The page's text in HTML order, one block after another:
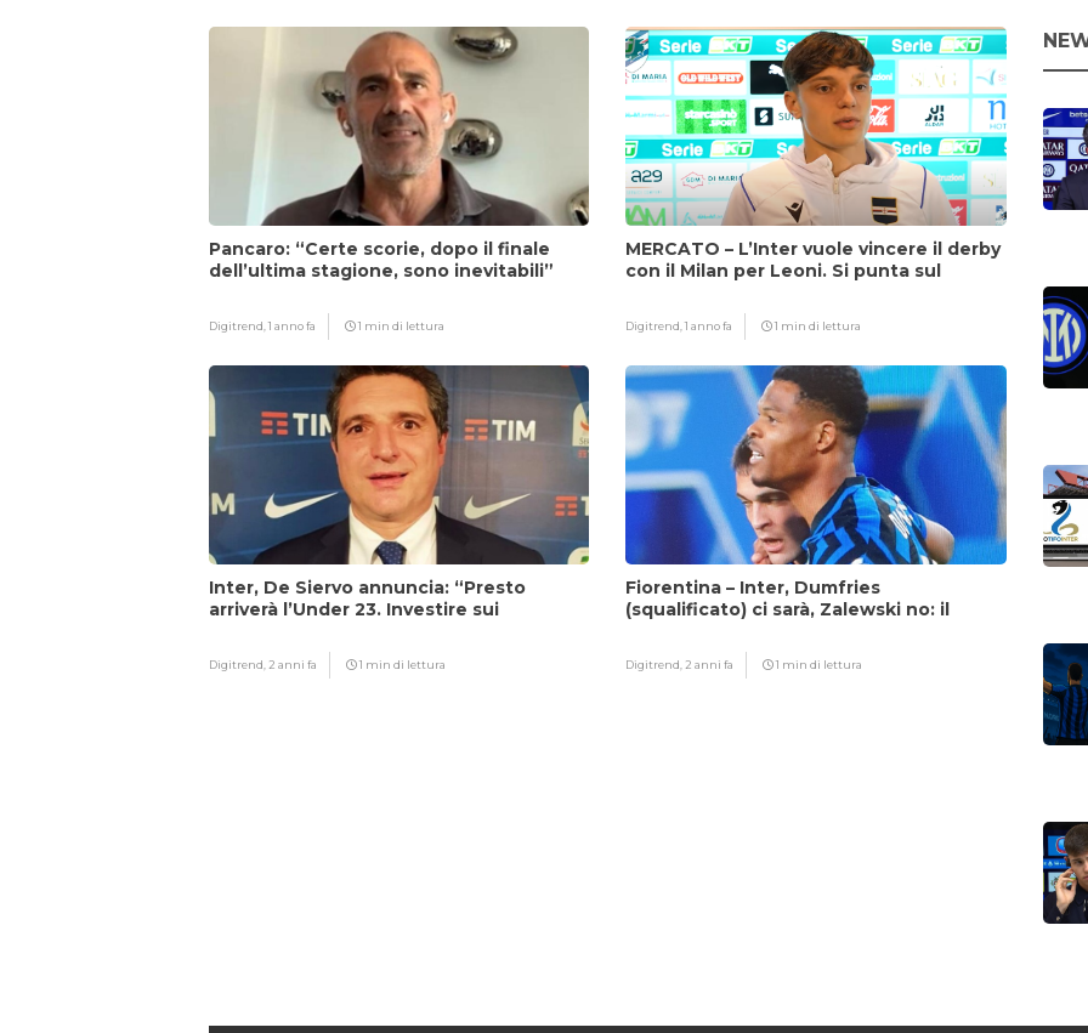
Pancaro: “Certe scorie, dopo il finale
dell’ultima stagione, sono inevitabili”
Digitrend,1 anno fa 1 min di lettura
MERCATO – L’Inter vuole vincere il derby
con il Milan per Leoni. Si punta sul
Digitrend,1 anno fa 1 min di lettura
Inter, De Siervo annuncia: “Presto
arriverà l’Under 23. Investire sui
Digitrend,2 anni fa 1 min di lettura
Fiorentina – Inter, Dumfries
(squalificato) ci sarà, Zalewski no: il
Digitrend,2 anni fa 1 min di lettura